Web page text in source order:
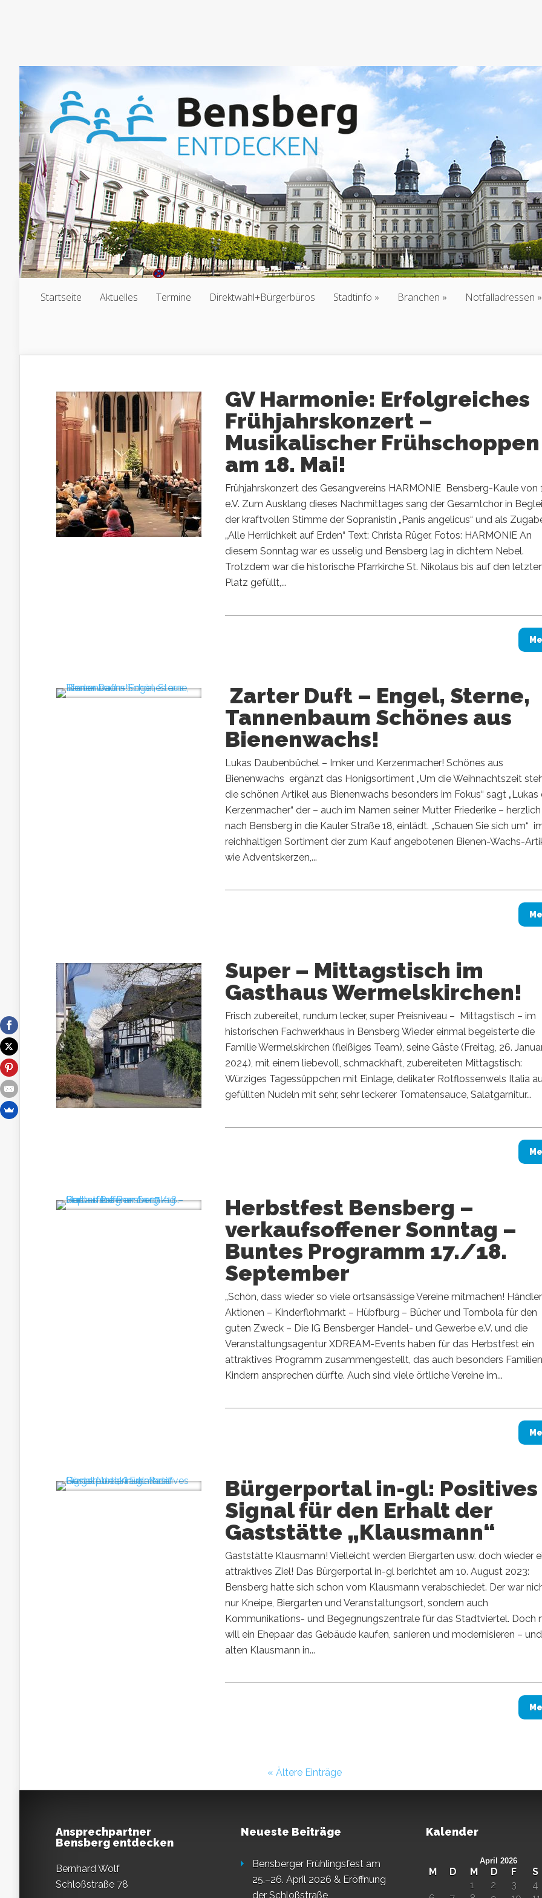
Startseite Aktuelles Termine Direktwahl+Bürgerbüros Stadtinfo Branchen Notfalladressen
GV Harmonie: Erfolgreiches
Frühjahrskonzert –
Musikalischer Frühschoppen
am 18. Mai!
Frühjahrskonzert des Gesangvereins HARMONIE Bensberg-Kaule von
e.V. Zum Ausklang dieses Nachmittages sang der Gesamtchor in
der kraftvollen Stimme der Sopranistin „Panis angelicus“ und als
„Alle Herrlichkeit auf Erden“ Text: Christa Rüger, Fotos: HARMONIE An
diesem Sonntag war es usselig und Bensberg lag in dichtem Nebel.
Trotzdem war die historische Pfarrkirche St. Nikolaus bis auf den
Platz gefüllt,...
Zarter Duft – Engel, Sterne,
Tannenbaum Schönes aus
Bienenwachs!
Lukas Daubenbüchel – Imker und Kerzenmacher! Schönes aus
Bienenwachs ergänzt das Honigsortiment „Um die Weihnachtszeit
die schönen Artikel aus Bienenwachs besonders im Fokus“ sagt „Lukas
Kerzenmacher“ der – auch im Namen seiner Mutter Friederike – herzlich
nach Bensberg in die Kauler Straße 18, einlädt. „Schauen Sie sich um“
reichhaltigen Sortiment der zum Kauf angebotenen Bienen-Wachs-
wie Adventskerzen,...
Super – Mittagstisch im
Gasthaus Wermelskirchen!
Frisch zubereitet, rundum lecker, super Preisniveau – Mittagstisch – im
historischen Fachwerkhaus in Bensberg Wieder einmal begeisterte die
Familie Wermelskirchen (fleißiges Team), seine Gäste (Freitag, 26.
2024), mit einem liebevoll, schmackhaft, zubereiteten Mittagstisch:
Würziges Tagessüppchen mit Einlage, delikater Rotflossenwels Italia
gefüllten Nudeln mit sehr, sehr leckerer Tomatensauce, Salatgarnitur...
Herbstfest Bensberg –
verkaufsoffener Sonntag –
Buntes Programm 17./18.
September
„Schön, dass wieder so viele ortsansässige Vereine mitmachen!
Aktionen – Kinderflohmarkt – Hübfburg – Bücher und Tombola für den
guten Zweck – Die IG Bensberger Handel- und Gewerbe e.V. und die
Veranstaltungsagentur XDREAM-Events haben für das Herbstfest ein
attraktives Programm zusammengestellt, das auch besonders
Kindern ansprechen dürfte. Auch sind viele örtliche Vereine im...
Bürgerportal in-gl: Positives
Signal für den Erhalt der
Gaststätte „Klausmann“
Gaststätte Klausmann! Vielleicht werden Biergarten usw. doch wieder
attraktives Ziel! Das Bürgerportal in-gl berichtet am 10. August 2023:
Bensberg hatte sich schon vom Klausmann verabschiedet. Der war
nur Kneipe, Biergarten und Veranstaltungsort, sondern auch
Kommunikations- und Begegnungszentrale für das Stadtviertel. Doch
will ein Ehepaar das Gebäude kaufen, sanieren und modernisieren –
alten Klausmann in...
« Ältere Einträge
Ansprechpartner
Bensberg entdecken
Bernhard Wolf
Schloßstraße 78
Neueste Beiträge
Bensberger Frühlingsfest am
25.–26. April 2026 & Eröffnung
der Schloßstraße
Kalender
April 2026
M D M D F
S
1
2 3
4